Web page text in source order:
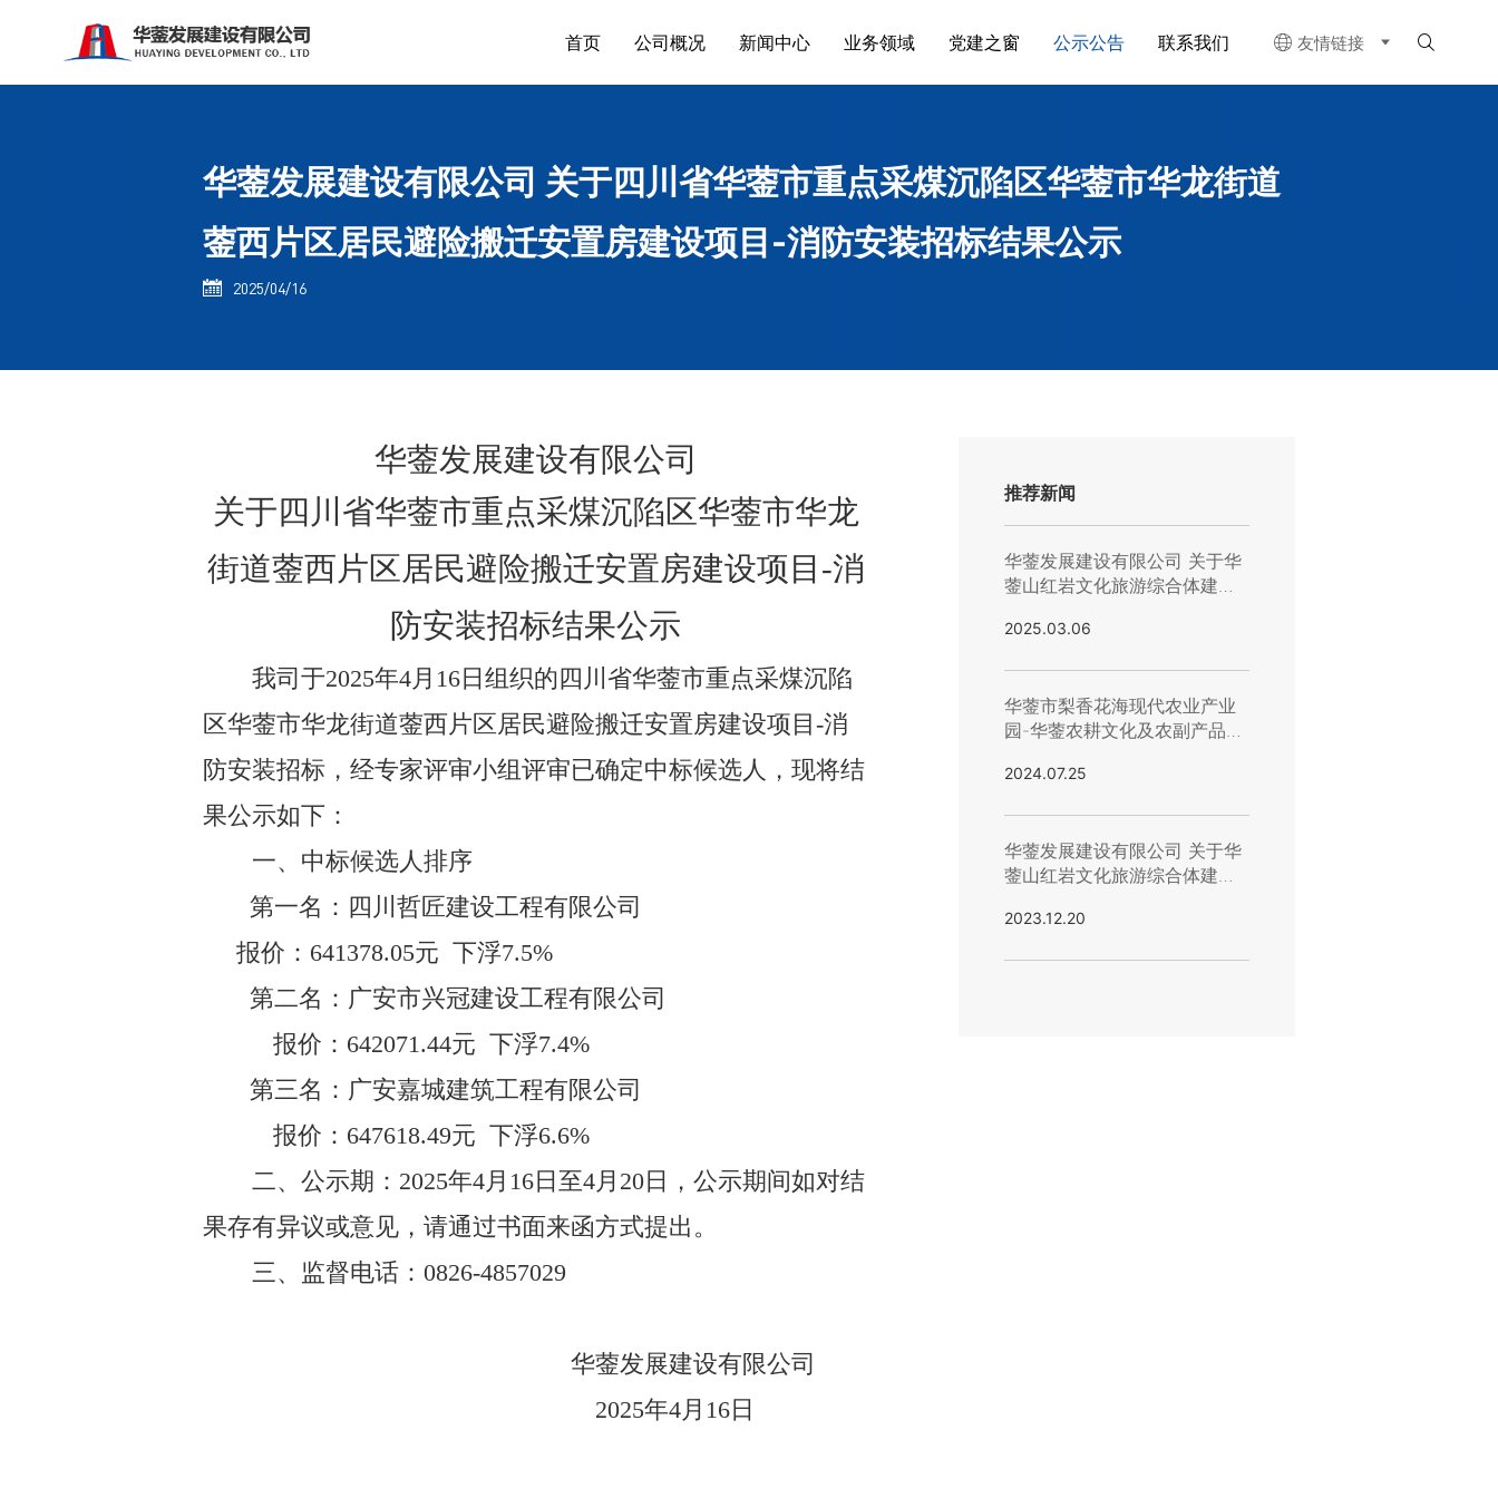
首页 公司概况 新闻中心 业务领域 党建之窗 公示公告 联系我们  友情链接 
华蓥发展建设有限公司 关于四川省华蓥市重点采煤沉陷区华蓥市华龙街道
蓥西片区居民避险搬迁安置房建设项目-消防安装招标结果公示
 2025/04/16
华蓥发展建设有限公司
关于四川省华蓥市重点采煤沉陷区华蓥市华龙
街道蓥西片区居民避险搬迁安置房建设项目 -消
防安装招标结果公示
我司于2025年4月 16日组织的四川省华蓥市重点采煤沉陷
区华蓥市华龙街道蓥西片区居民避险搬迁安置房建设项目-消
防安装招标 ，经专家评审小组评审已确定中标候选人，现将结
果公示如下：
一、中标候选人排序
第一名 ： 四川哲匠建设工程有限公司
报价： 641378.05元 下浮7.5%
第二名： 广安市兴冠建设工程有限公司
报价： 642071.44元 下浮7.4%
第三名： 广安嘉城建筑工程有限公司
报价： 647618.49元 下浮6.6%
二、公示期： 2025年4月 16日至4月 20日 ，公示期间如对结
果存有异议或意见，请通过书面来函方式提出。
三、监督电话 ：0826-4857029
华蓥发展建设有限公司
2025年4月 16日
推荐新闻
华蓥发展建设有限公司 关于华
蓥山红岩文化旅游综合体建设
会议中心一层走廊及党群中心
2025.03.06
华蓥市梨香花海现代农业产业
园-华蓥农耕文化及农副产品展
价结果公示
2024.07.25
华蓥发展建设有限公司 关于华
蓥山红岩文化旅游综合体建设
果的公示
2023.12.20